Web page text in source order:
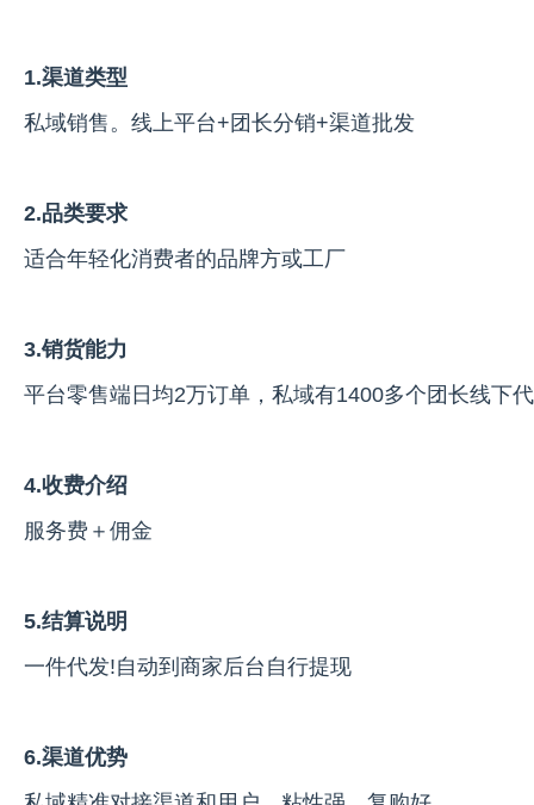
1.渠道类型
私域销售。线上平台+团长分销+渠道批发
2.品类要求
适合年轻化消费者的品牌方或工厂
3.销货能力
平台零售端日均2万订单，私域有1400多个团长线下
4.收费介绍
服务费＋佣金
5.结算说明
一件代发!自动到商家后台自行提现
6.渠道优势